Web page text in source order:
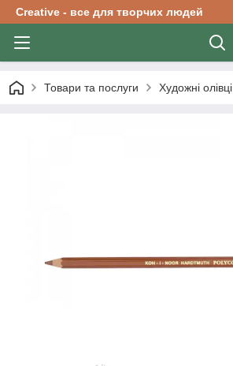
Creative - все для творчих людей
Товари та послуги Художні олівці